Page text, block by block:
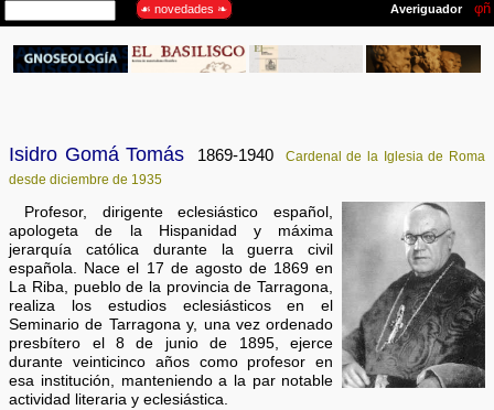
Isidro Gomá Tomás 1869-1940
Cardenal de la Iglesia de Roma
desde diciembre de 1935
Profesor, dirigente eclesiástico español,
apologeta de la Hispanidad y máxima
jerarquía católica durante la guerra civil
española. Nace el 17 de agosto de 1869 en
La Riba, pueblo de la provincia de Tarragona,
realiza los estudios eclesiásticos en el
Seminario de Tarragona y, una vez ordenado
presbítero el 8 de junio de 1895, ejerce
durante veinticinco años como profesor en
esa institución, manteniendo a la par notable
actividad literaria y eclesiástica.